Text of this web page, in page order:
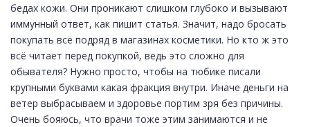
бедах кожи. Они проникают слишком глубоко и вызывают
иммунный ответ, как пишит статья. Значит, надо бросать
покупать всё подряд в магазинах косметики. Но кто ж это
всё читает перед покупкой, ведь это сложно для
обывателя? Нужно просто, чтобы на тюбике писали
крупными буквами какая фракция внутри. Иначе деньги на
ветер выбрасываем и здоровье портим зря без причины.
Очень бояюсь, что врачи тоже этим занимаются и не